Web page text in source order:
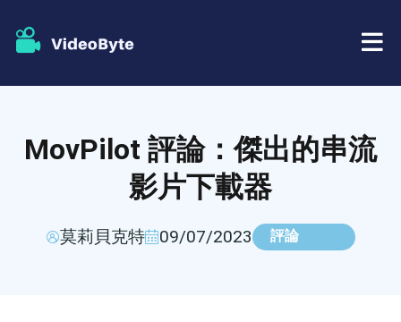
MovPilot 評論：傑出的串流
影片下載器
莫莉貝克特 09/07/2023 評論